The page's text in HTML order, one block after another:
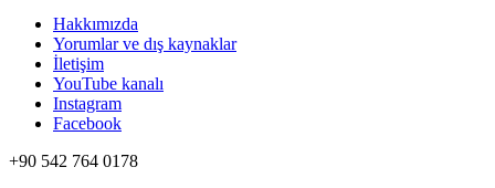
Hakkımızda
Yorumlar ve dış kaynaklar
İletişim
YouTube kanalı
Instagram
Facebook
+90 542 764 0178